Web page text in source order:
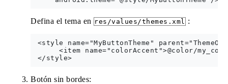
Defina el tema en res/values/themes.xml :
<style name="MyButtonTheme"
<item name="colorAccent">@color/
Botón sin bordes: